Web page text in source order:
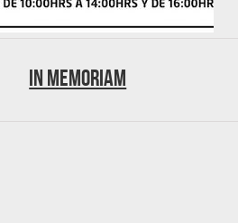
In memoriam